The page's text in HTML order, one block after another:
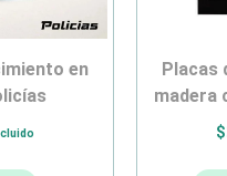
placas de reconocimiento en
madera
$